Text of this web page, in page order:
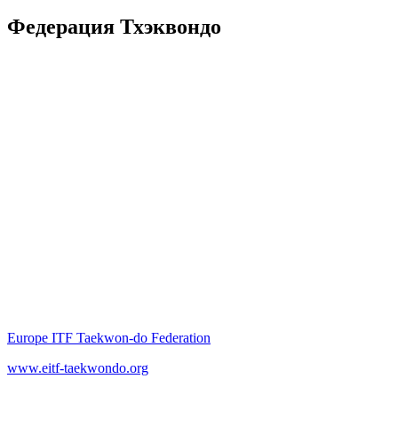
Федерация Тхэквондо
Europe ITF Taekwon-do Federation
www.eitf-taekwondo.org